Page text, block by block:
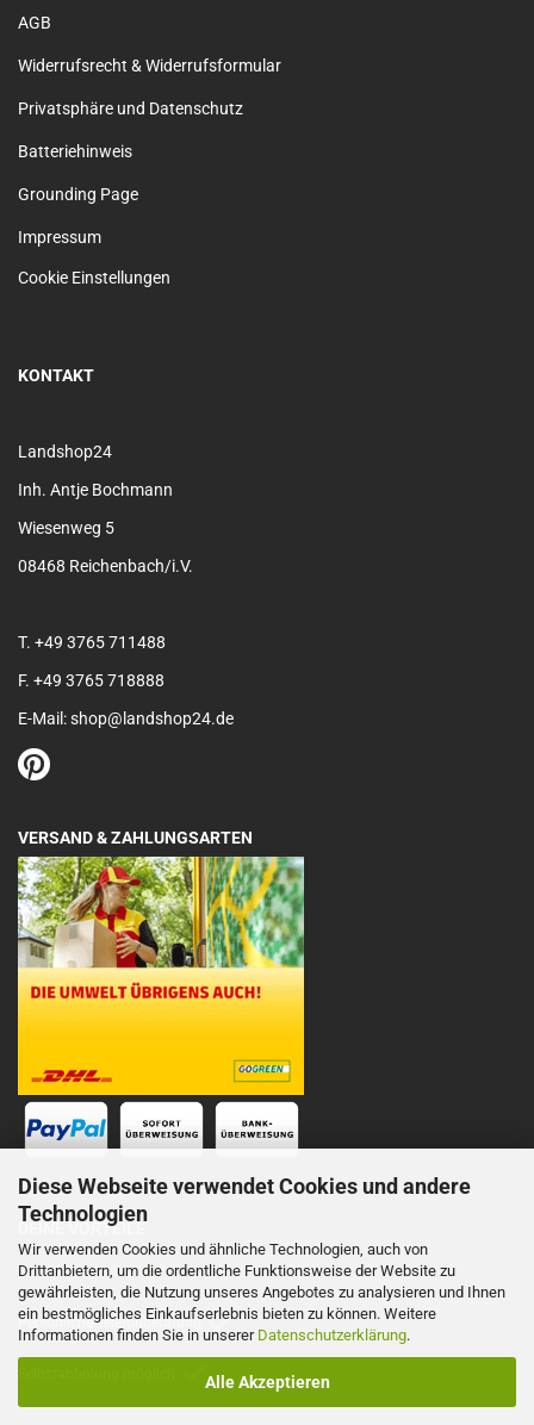
Diese Webseite verwendet Cookies und andere
Technologien
Wir verwenden Cookies und ähnliche Technologien, auch von
Drittanbietern, um die ordentliche Funktionsweise der Website zu
gewährleisten, die Nutzung unseres Angebotes zu analysieren und Ihnen
ein bestmögliches Einkaufserlebnis bieten zu können. Weitere
Informationen finden Sie in unserer Datenschutzerklärung.
Alle Akzeptieren
AGB
Widerrufsrecht & Widerrufsformular
Privatsphäre und Datenschutz
Batteriehinweis
Grounding Page
Impressum
Cookie Einstellungen
KONTAKT
Landshop24
Inh. Antje Bochmann
Wiesenweg 5
08468 Reichenbach/i.V.
T. +49 3765 711488
F. +49 3765 718888
E-Mail: shop@landshop24.de
VERSAND & ZAHLUNGSARTEN
DEINE VORTEILE
Schnelle Lieferung
Persönliche Telefonberatung